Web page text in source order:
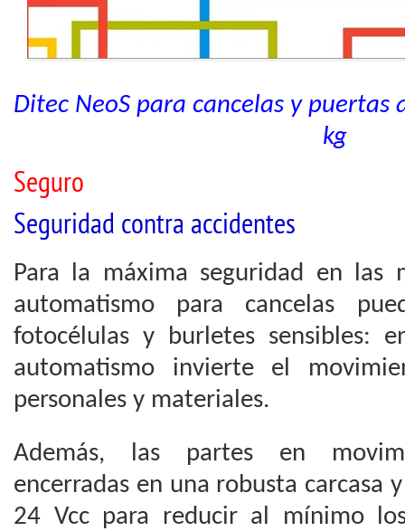
Ditec NeoS para cancelas y
kg
Seguro
Seguridad contra accidentes
Para la máxima seguridad en las
automatismo para cancelas
fotocélulas y burletes sensibles:
automatismo invierte el
personales y materiales.
Además, las partes en
encerradas en una robusta carcasa
24 Vcc para reducir al mínimo